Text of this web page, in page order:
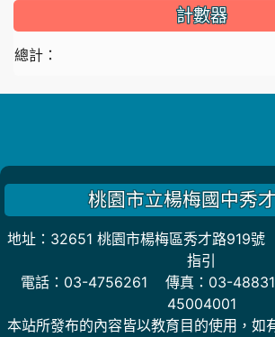
計數器
總計：
桃園市立楊梅國中秀
地址：32651 桃園市楊梅區秀才路919
指引
電話：03-4756261 傳真：03-
45004001
本站所發布的內容皆以教育目的使用，如